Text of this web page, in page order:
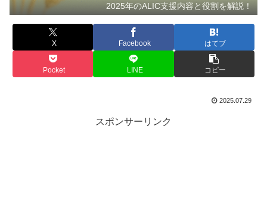
2025年のALIC支援内容と役割を解説！
X Facebook はてブ
Pocket LINE コピー
2025.07.29
スポンサーリンク